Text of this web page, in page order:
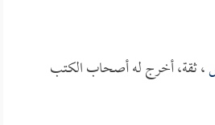
، ثقة، أخرج له أصحاب الكتب